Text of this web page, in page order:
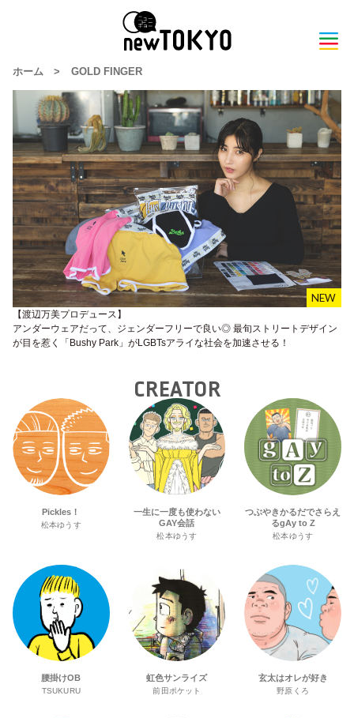
ホーム > GOLD FINGER
【渡辺万美プロデュース】
アンダーウェアだって、ジェンダーフリーで良い◎ 最旬ストリートデザイン
が目を惹く「Bushy Park」がLGBTsアライな社会を加速させる！
CREATOR
Pickles！
松本ゆうす
一生に一度も使わない
GAY会話
松本ゆうす
つぶやきかるだでさらえ
るgAy to Z
松本ゆうす
腰掛けOB
TSUKURU
虹色サンライズ
前田ポケット
玄太はオレが好き
野原くろ